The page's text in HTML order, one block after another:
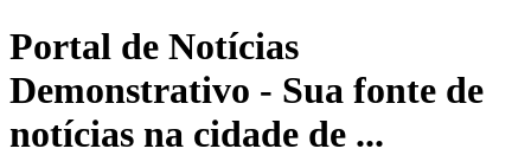
Portal de Notícias
Demonstrativo - Sua fonte de
notícias na cidade de ...